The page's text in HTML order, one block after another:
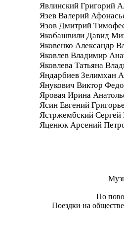
Явлинский Григорий
Язев Валерий
Язов Дмитрий
Якобашвили Давид
Яковенко Александр
Яковлев Владимир
Яковлева Татьяна
Яндарбиев Зелимхан
Янукович Виктор
Яровая Ирина
Ясин Евгений
Ястржембский
Яценюк Арсений
По
Поездки на